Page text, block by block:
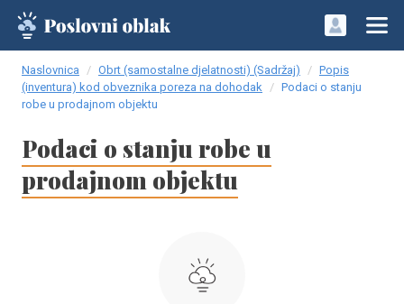
Naslovnica Obrt (samostalne djelatnosti) (Sadržaj)
Popis
(inventura) kod obveznika poreza na dohodak
Podaci o stanju
robe u prodajnom objektu
Podaci o stanju robe u
prodajnom objektu